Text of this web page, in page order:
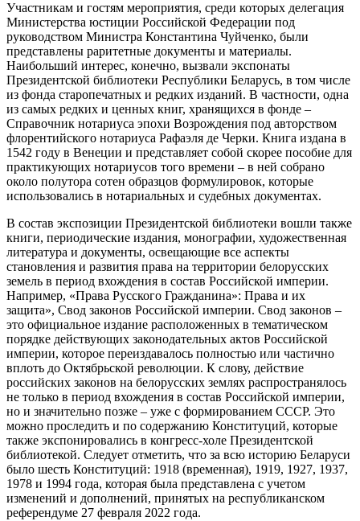
Участникам и гостям мероприятия, среди которых делегация
Министерства юстиции Российской Федерации под
руководством Министра Константина Чуйченко, были
представлены раритетные документы и материалы.
Наибольший интерес, конечно, вызвали экспонаты
Президентской библиотеки Республики Беларусь, в том числе
из фонда старопечатных и редких изданий. В частности, одна
из самых редких и ценных книг, хранящихся в фонде –
Справочник нотариуса эпохи Возрождения под авторством
флорентийского нотариуса Рафаэля де Черки. Книга издана в
1542 году в Венеции и представляет собой скорее пособие для
практикующих нотариусов того времени – в ней собрано
около полутора сотен образцов формулировок, которые
использовались в нотариальных и судебных документах.
В состав экспозиции Президентской библиотеки вошли также
книги, периодические издания, монографии, художественная
литература и документы, освещающие все аспекты
становления и развития права на территории белорусских
земель в период вхождения в состав Российской империи.
Например, «Права Русского Гражданина»: Права и их
защита», Свод законов Российской империи. Свод законов –
это официальное издание расположенных в тематическом
порядке действующих законодательных актов Российской
империи, которое переиздавалось полностью или частично
вплоть до Октябрьской революции. К слову, действие
российских законов на белорусских землях распространялось
не только в период вхождения в состав Российской империи,
но и значительно позже – уже с формированием СССР. Это
можно проследить и по содержанию Конституций, которые
также экспонировались в конгресс-холе Президентской
библиотекой. Следует отметить, что за всю историю Беларуси
было шесть Конституций: 1918 (временная), 1919, 1927, 1937,
1978 и 1994 года, которая была представлена с учетом
изменений и дополнений, принятых на республиканском
референдуме 27 февраля 2022 года.